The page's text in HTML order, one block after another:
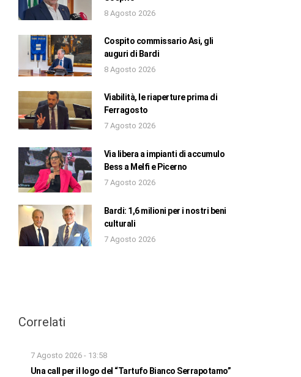
8 Agosto 2026
Cospito commissario Asi, gli
auguri di Bardi
8 Agosto 2026
Viabilità, le riaperture prima di
Ferragosto
7 Agosto 2026
Via libera a impianti di accumulo
Bess a Melfi e Picerno
7 Agosto 2026
Bardi: 1,6 milioni per i nostri beni
culturali
7 Agosto 2026
Correlati
7 Agosto 2026 - 13:58
Una call per il logo del “Tartufo Bianco Serrapotamo”